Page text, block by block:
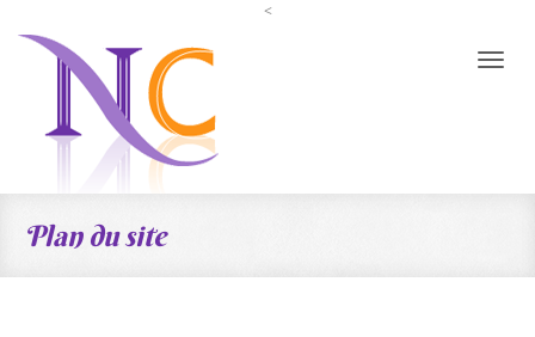
<
Toggle
Plan du site